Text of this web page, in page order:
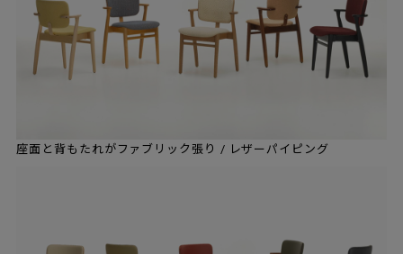
座面と背もたれがファブリック張り / レザーパイピング